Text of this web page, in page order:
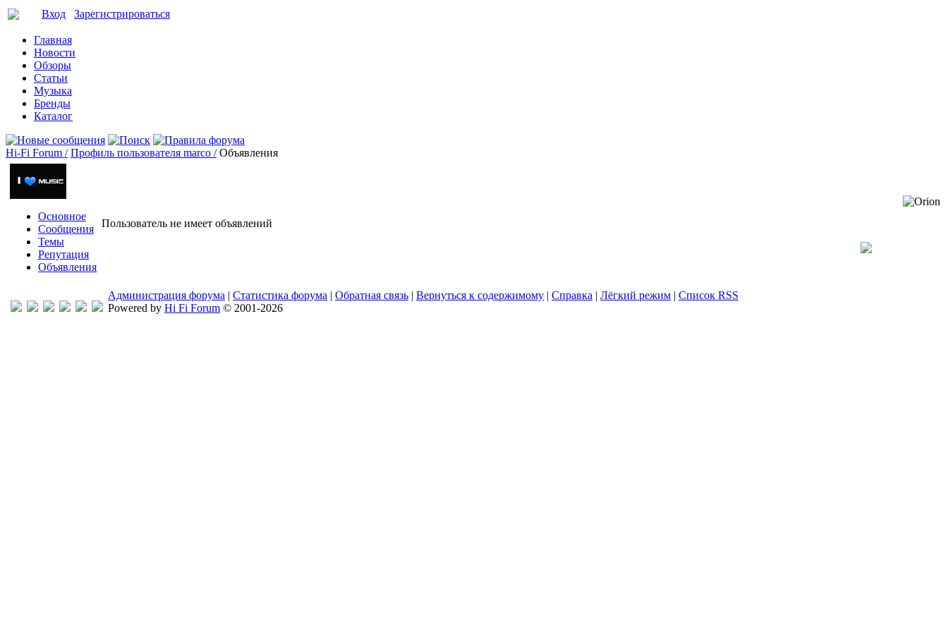
Вход Зарегистрироваться
Главная
Новости
Обзоры
Статьи
Музыка
Бренды
Каталог
Hi-Fi Forum / Профиль пользователя marco / Объявления
Основное
Сообщения
Темы
Репутация
Объявления
Пользователь не имеет объявлений
Администрация форума | Статистика форума | Обратная связь | Вернуться к содержимому | Справка | Лёгкий режим | Список RSS
Powered by Hi Fi Forum © 2001-2026